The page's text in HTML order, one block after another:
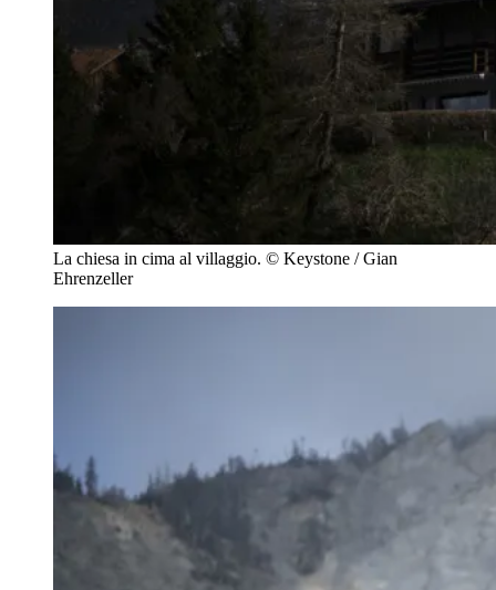
La chiesa in cima al villaggio. © Keystone / Gian
Ehrenzeller